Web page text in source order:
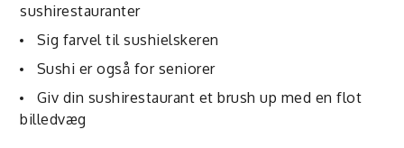
sushirestauranter
Sig farvel til sushielskeren
Sushi er også for seniorer
Giv din sushirestaurant et brush up med en flot
billedvæg